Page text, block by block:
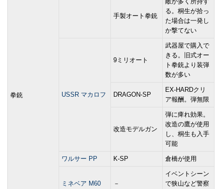
拳銃
手製オート拳銃
る。桐生が拾っ
た場合は一発し
か撃てない
USSR マカロフ
9ミリオート
武器屋で購入で
きる。旧式オー
ト拳銃より装弾
数が多い
DRAGON-SP
EX-HARDクリ
ア報酬。弾無限
改造モデルガン
弾に痺れ効果。
改造の鷹が使用
し、桐生も入手
可能
ワルサー PP K-SP 倉橋が使用
ミネベア M60 －
イベントシーン
で狭山など警察